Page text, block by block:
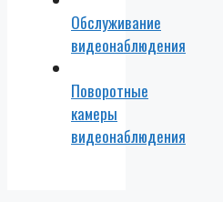
Обслуживание
видеонаблюдения
Поворотные
камеры
видеонаблюдения